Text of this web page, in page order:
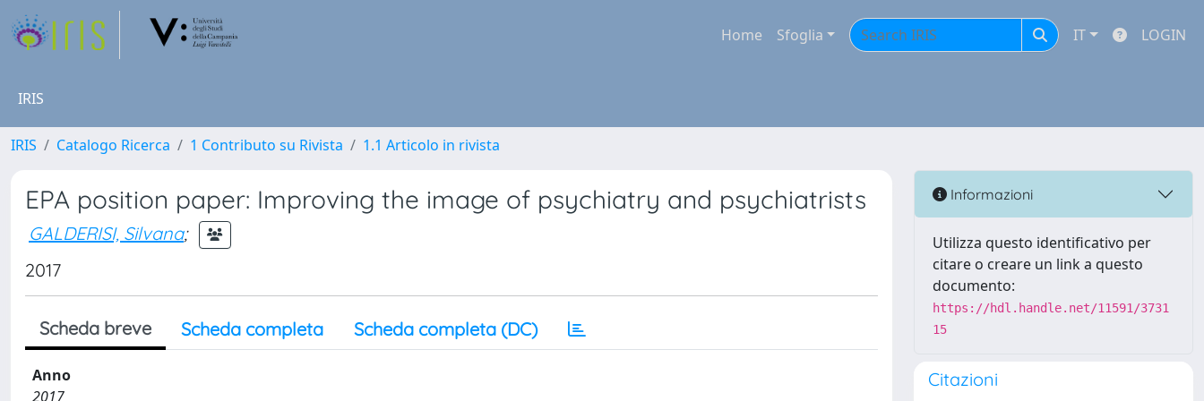
Home Sfoglia IT LOGIN
IRIS
IRIS Catalogo Ricerca 1 Contributo su Rivista 1.1 Articolo in rivista
EPA position paper: Improving the image of psychiatry and psychiatrists
GALDERISI, Silvana;
2017
Scheda breve Scheda completa Scheda completa (DC)
Anno
2017
Informazioni
Utilizza questo identificativo per
citare o creare un link a questo
documento:
https://hdl.handle.net/11591/3731
15
Citazioni